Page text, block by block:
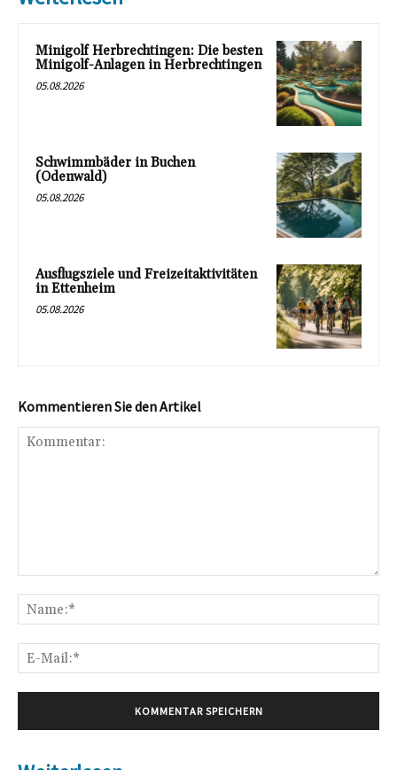
Minigolf Herbrechtingen: Die besten
Minigolf-Anlagen in Herbrechtingen
05.08.2026
Schwimmbäder in Buchen
(Odenwald)
05.08.2026
Ausflugsziele und Freizeitaktivitäten
in Ettenheim
05.08.2026
Kommentieren Sie den Artikel